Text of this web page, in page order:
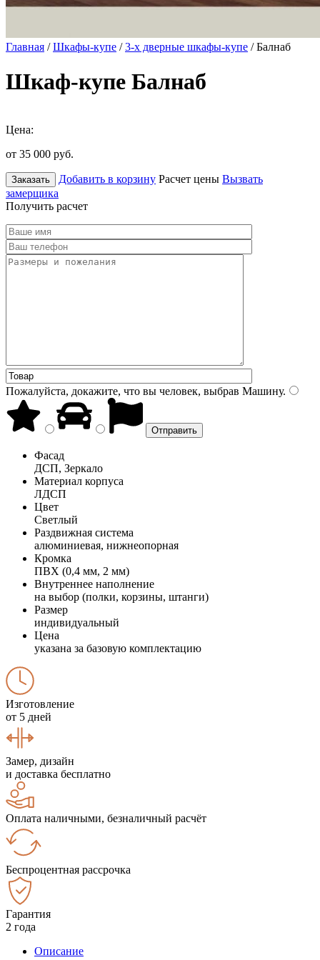
Главная /Шкафы-купе /3-х дверные шкафы-купе / Балнаб
Шкаф-купе Балнаб
Цена:
от 35 000 руб.
Заказать Добавить в корзину Расчет цены Вызвать
замерщика
Получить расчет
Пожалуйста, докажите, что вы человек, выбрав Машину.
Фасад
ДСП, Зеркало
Материал корпуса
ЛДСП
Цвет
Светлый
Раздвижная система
алюминиевая, нижнеопорная
Кромка
ПВХ (0,4 мм, 2 мм)
Внутреннее наполнение
на выбор (полки, корзины, штанги)
Размер
индивидуальный
Цена
указана за базовую комплектацию
Изготовление
от 5 дней
Замер, дизайн
и доставка бесплатно
Оплата наличными, безналичный расчёт
Беспроцентная рассрочка
Гарантия
2 года
Описание